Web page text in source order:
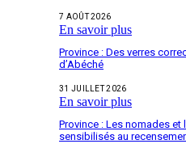
7 AOÛT 2026
En savoir plus
Province : Des verres
d’Abéché
31 JUILLET 2026
En savoir plus
Province : Les nomades et
sensibilisés au